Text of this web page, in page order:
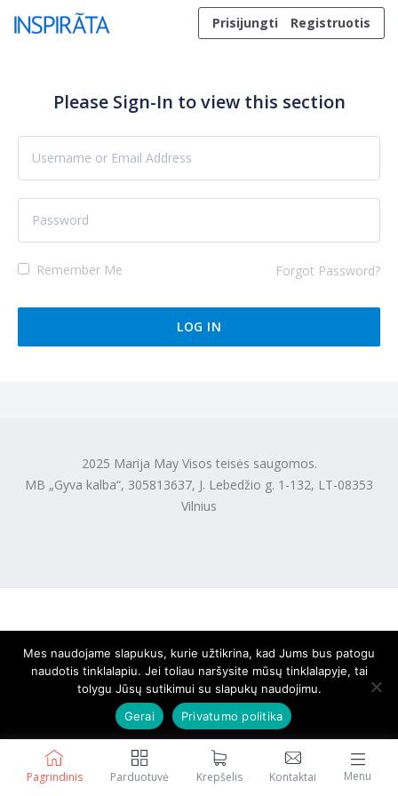
Skip to content
Prisijungti
Registruotis
Pagrindinis Parduotuvė Krepšelis Kontaktai Menu
Please Sign-In to view this section
Remember Me Forgot Password?
2025 Marija May Visos teisės saugomos.
MB „Gyva kalba“, 305813637, J. Lebedžio g. 1-132, LT-08353
Vilnius
Mes naudojame slapukus, kurie užtikrina, kad Jums bus patogu
naudotis tinklalapiu. Jei toliau naršysite mūsų tinklalapyje, tai
tolygu Jūsų sutikimui su slapukų naudojimu.
Gerai
Privatumo politika